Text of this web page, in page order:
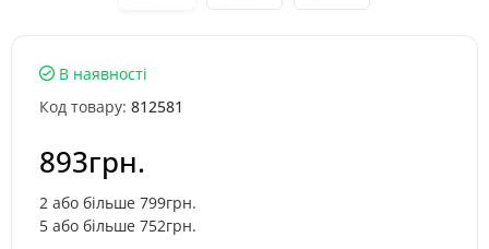
В наявності
Код товару: 812581
893грн.
2 або більше 799грн.
5 або більше 752грн.